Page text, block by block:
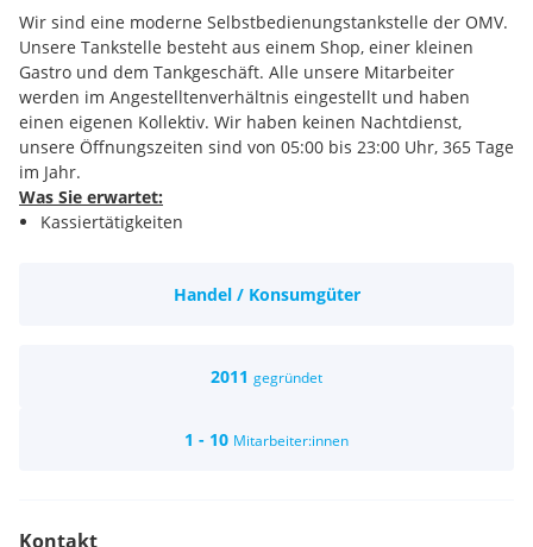
Wir sind eine moderne Selbstbedienungstankstelle der OMV.
Unsere Tankstelle besteht aus einem Shop, einer kleinen
Gastro und dem Tankgeschäft. Alle unsere Mitarbeiter
werden im Angestelltenverhältnis eingestellt und haben
einen eigenen Kollektiv. Wir haben keinen Nachtdienst,
unsere Öffnungszeiten sind von 05:00 bis 23:00 Uhr, 365 Tage
im Jahr.
Was Sie erwartet:
Kassiertätigkeiten
Warenübernahme und Regalbetreuung
Freundliche Betreuung unserer Kunden
Kommunikative Persönlichkeit
Handel / Konsumgüter
2011 gegründet
1 - 10 Mitarbeiter:innen
Kontakt